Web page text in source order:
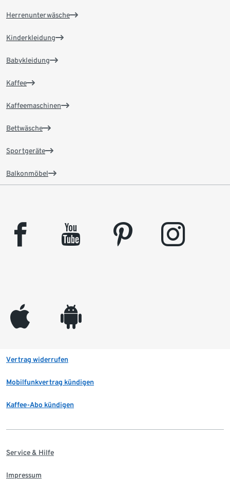
Herrenunterwäsche
Kinderkleidung
Babykleidung
Kaffee
Kaffeemaschinen
Bettwäsche
Sportgeräte
Balkonmöbel
facebook youtube pinterest instagram
appleinc android
Vertrag widerrufen
Mobilfunkvertrag kündigen
Kaffee-Abo kündigen
Service & Hilfe
Impressum